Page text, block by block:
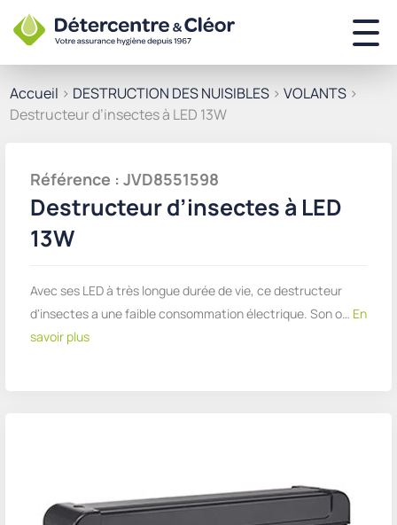
Accueil > DESTRUCTION DES NUISIBLES > VOLANTS >
Destructeur d’insectes à LED 13W
Référence : JVD8551598
Destructeur d’insectes à LED
13W
Avec ses LED à très longue durée de vie, ce destructeur
d'insectes a une faible consommation électrique. Son o… En
savoir plus